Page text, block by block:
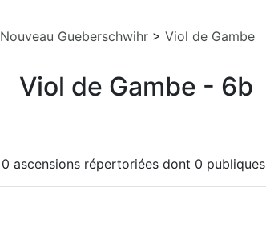
Nouveau Gueberschwihr > Viol de Gambe
Viol de Gambe - 6b
0 ascensions répertoriées dont 0 publiques